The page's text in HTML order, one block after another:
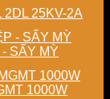
2DL 25KV-2A
SẤY MỲ
1000W